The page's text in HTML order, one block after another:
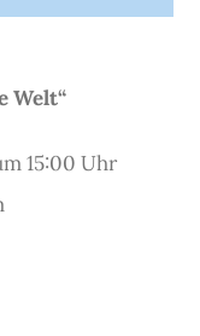
Welt“
15:00 Uhr